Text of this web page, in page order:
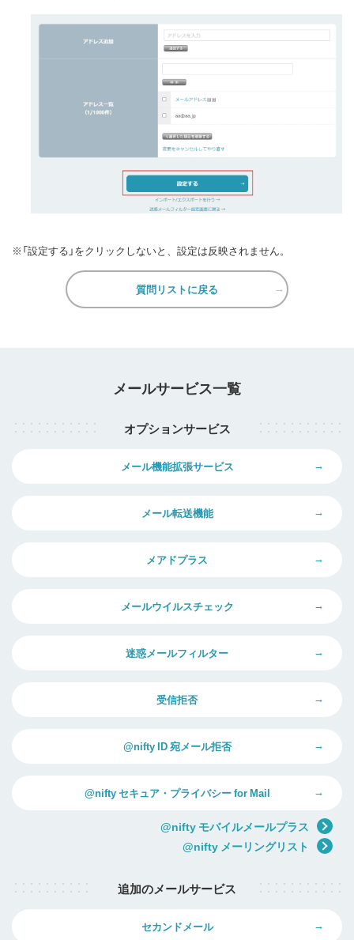
※「設定する」をクリックしないと、設定は反映されません。
質問リストに戻る
メールサービス一覧
オプションサービス
メール機能拡張サービス
メール転送機能
メアドプラス
メールウイルスチェック
迷惑メールフィルター
受信拒否
@nifty ID 宛メール拒否
@nifty セキュア・プライバシー for Mail
@nifty モバイルメールプラス
@nifty メーリングリスト
追加のメールサービス
セカンドメール